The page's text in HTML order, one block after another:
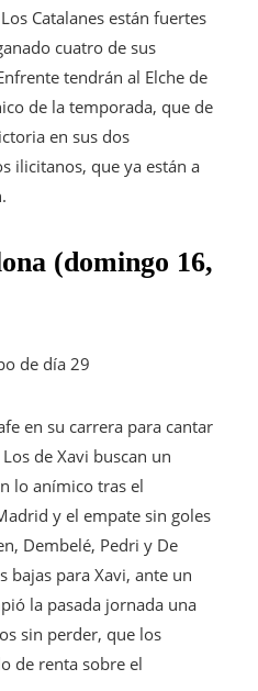
Catalanes están fuertes
cuatro de sus
tendrán al Elche de
de la temporada, que de
en sus dos
ilicitanos, que ya están a
(domingo 16,
de día 29
en su carrera para cantar
de Xavi buscan un
lo anímico tras el
y el empate sin goles
Dembelé, Pedri y De
bajas para Xavi, ante un
la pasada jornada una
sin perder, que los
de renta sobre el